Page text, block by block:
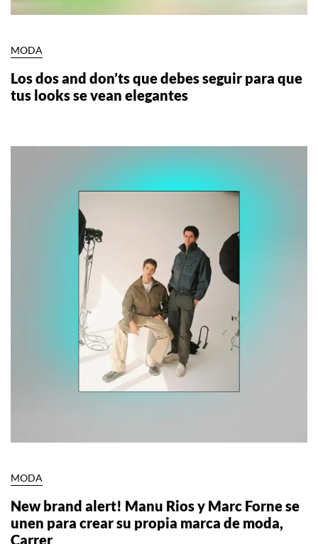
MODA
Los dos and don’ts que debes seguir para que
tus looks se vean elegantes
MODA
New brand alert! Manu Rios y Marc Forne se
unen para crear su propia marca de moda,
Carrer